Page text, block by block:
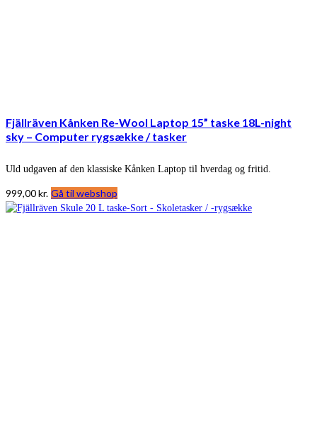
Fjällräven Kånken Re-Wool Laptop 15” taske 18L-night
sky – Computer rygsække / tasker
Uld udgaven af den klassiske Kånken Laptop til hverdag og fritid.
999,00kr. Gå til webshop